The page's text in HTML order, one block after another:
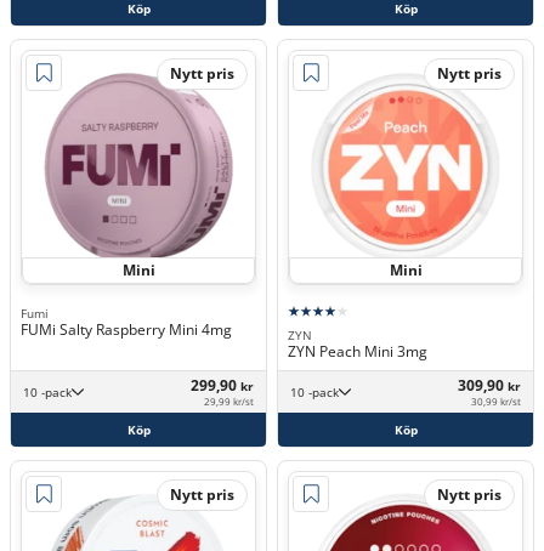
Köp Köp
Nytt pris
Mini
Fumi
FUMi Salty Raspberry Mini 4mg
10 -pack 299,90 kr
29,99 kr/st
Köp
Nytt pris
Mini
ZYN
ZYN Peach Mini 3mg
10 -pack 309,90 kr
30,99 kr/st
Köp
Nytt pris Nytt pris